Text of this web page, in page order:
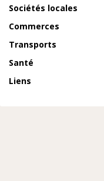
Sociétés locales
Commerces
Transports
Santé
Liens